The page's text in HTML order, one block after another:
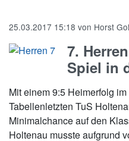
25.03.2017 15:18 von Horst
7.
Spiel in
Mit einem 9:5 Heimerfolg
Tabellenletzten TuS
Minimalchance auf den
Holtenau musste aufgrund